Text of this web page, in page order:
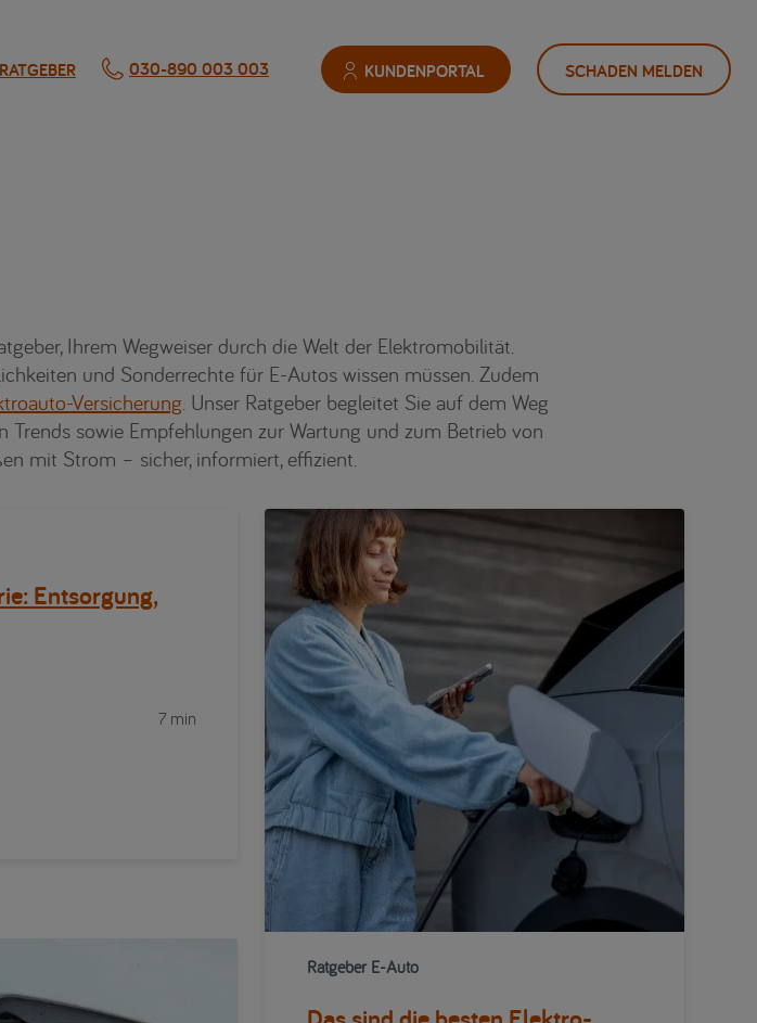
RATGEBER 030-890 003 003 KUNDENPORTAL SCHADEN MELDEN
Ihrem Wegweiser durch die Welt der Elektromobilität.
und Sonderrechte für E-Autos wissen müssen. Zudem
Versicherung . Unser Ratgeber begleitet Sie auf dem Weg
sowie Empfehlungen zur Wartung und zum Betrieb von
mit Strom – sicher, informiert, effizient.
Entsorgung,
7 min
Ratgeber E-Auto